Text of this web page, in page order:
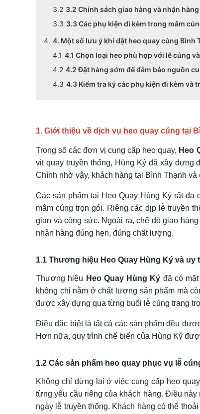
3.2 Chính sách giao hàng và nhận
3.3 Các phụ kiện đi kèm trong mâm
4. Một số lưu ý khi đặt heo quay cúng Bình
4.1 Chọn loại heo phù hợp với lễ cúng
4.2 Đặt hàng sớm để đảm bảo nguồn
4.3 Kiểm tra kỹ các phụ kiện đi kèm và
1. Giới thiệu về dịch vụ heo quay cúng tại
Trong số các đơn vị cung cấp heo quay, Heo
vịt quay truyền thống, Hùng Ký đã xây dựng
Chính nhờ vậy, khách hàng tại Bình Thạnh
Các sản phẩm tại Heo Quay Hùng Ký rất
mâm cúng trọn gói. Riêng các dịp lễ truyền
gian và công sức. Ngoài ra, chế độ giao
nhận hàng đúng hẹn, đúng chất lượng.
1.1 Thương hiệu Heo Quay Hùng Ký và uy
Thương hiệu Heo Quay Hùng Ký đã có
không chỉ nằm ở chất lượng sản phẩm mà
được xây dựng qua từng buổi lễ cúng trang
Điều đặc biệt là tất cả các sản phẩm đều
Hơn nữa, quy trình chế biến của Hùng Ký
1.2 Các sản phẩm heo quay phục vụ lễ
Không chỉ dừng lại ở việc cung cấp heo
từng yêu cầu riêng của khách hàng. Điều
ngày lễ truyền thống. Khách hàng có thể